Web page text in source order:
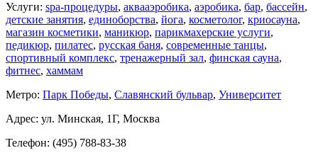
Услуги: spa-процедуры, аквааэробика, аэробика, бар, бассейн,
детские занятия, единоборства, йога, косметолог, криосауна,
магазин косметики, маникюр, парикмахерские услуги,
педикюр, пилатес, русская баня, современные танцы,
спортивный комплекс, тренажерный зал, финская сауна,
фитнес, хаммам
Метро: Парк Победы, Славянский бульвар, Университет
Адрес: ул. Минская, 1Г, Москва
Телефон: (495) 788-83-38